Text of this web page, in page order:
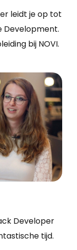
leidt je op tot
Development.
bij NOVI.
Developer
tijd.